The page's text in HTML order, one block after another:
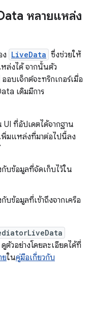
หลายแหล่ง
ง LiveData ซึ่งช่วยให้
ล่งได้ จากนั้นตัว
ออบเจ็กต์จะทริกเกอร์เมื่อ
เดิมมีการ
UI ที่อัปเดตได้จากฐาน
พิ่มแหล่งที่มาต่อไปนี้ลง
กับข้อมูลที่จัดเก็บไว้ใน
บข้อมูลที่เข้าถึงจากเครือ
ตัวอย่างโดยละเอียดได้ที่
ยในคู่มือเกี่ยวกับ